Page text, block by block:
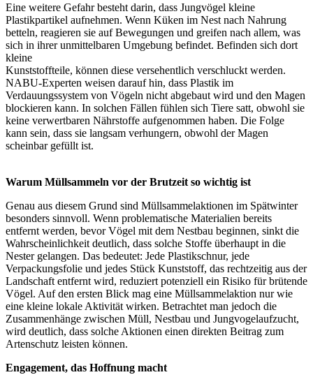
Eine weitere Gefahr besteht darin, dass Jungvögel kleine
Plastikpartikel aufnehmen. Wenn Küken im Nest nach Nahrung
betteln, reagieren sie auf Bewegungen und greifen nach allem, was
sich in ihrer unmittelbaren Umgebung befindet. Befinden sich dort
kleine
Kunststoffteile, können diese versehentlich verschluckt werden.
NABU-Experten weisen darauf hin, dass Plastik im
Verdauungssystem von Vögeln nicht abgebaut wird und den Magen
blockieren kann. In solchen Fällen fühlen sich Tiere satt, obwohl sie
keine verwertbaren Nährstoffe aufgenommen haben. Die Folge
kann sein, dass sie langsam verhungern, obwohl der Magen
scheinbar gefüllt ist.
Warum Müllsammeln vor der Brutzeit so wichtig ist
Genau aus diesem Grund sind Müllsammelaktionen im Spätwinter
besonders sinnvoll. Wenn problematische Materialien bereits
entfernt werden, bevor Vögel mit dem Nestbau beginnen, sinkt die
Wahrscheinlichkeit deutlich, dass solche Stoffe überhaupt in die
Nester gelangen. Das bedeutet: Jede Plastikschnur, jede
Verpackungsfolie und jedes Stück Kunststoff, das rechtzeitig aus der
Landschaft entfernt wird, reduziert potenziell ein Risiko für brütende
Vögel. Auf den ersten Blick mag eine Müllsammelaktion nur wie
eine kleine lokale Aktivität wirken. Betrachtet man jedoch die
Zusammenhänge zwischen Müll, Nestbau und Jungvogelaufzucht,
wird deutlich, dass solche Aktionen einen direkten Beitrag zum
Artenschutz leisten können.
Engagement, das Hoffnung macht